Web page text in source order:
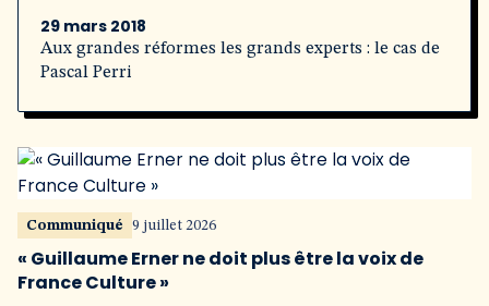
29 mars 2018
Aux grandes réformes les grands experts : le cas de
Pascal Perri
Communiqué 9 juillet 2026
« Guillaume Erner ne doit plus être la voix de
France Culture »